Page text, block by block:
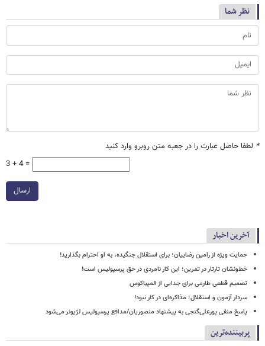
نظر شما
* لطفا حاصل عبارت را در جعبه متن روبرو وارد کنید
3 + 4 =
ارسال
آخرین اخبار
حمایت ویژه از رامین رضاییان؛ برای استقلال جنگیده، به او احترام بگذارید!
خط‌ونشان تارتار در تمرین؛ این کار نامردی در حق پرسپولیس است!
تصمیم قطعی طارمی برای جدایی از المپیاکوس
سردار آزمون و استقلال؛ مذاکره‌ای در کار نبود!
پاسخ منفی پورعلی‌گنجی به پیشنهاد منصوریان/مدافع پرسپولیس لژیونر می‌شود
پربیننده‌ترین